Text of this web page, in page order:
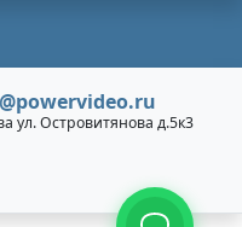
ул. Островитянова д.5к3